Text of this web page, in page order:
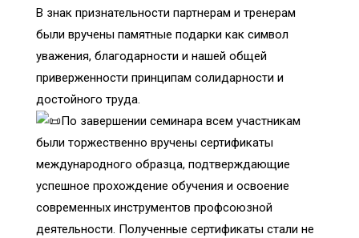
В знак признательности партнерам и тренерам
были вручены памятные подарки как символ
уважения, благодарности и нашей общей
приверженности принципам солидарности и
достойного труда.
По завершении семинара всем участникам
были торжественно вручены сертификаты
международного образца, подтверждающие
успешное прохождение обучения и освоение
современных инструментов профсоюзной
деятельности. Полученные сертификаты стали не